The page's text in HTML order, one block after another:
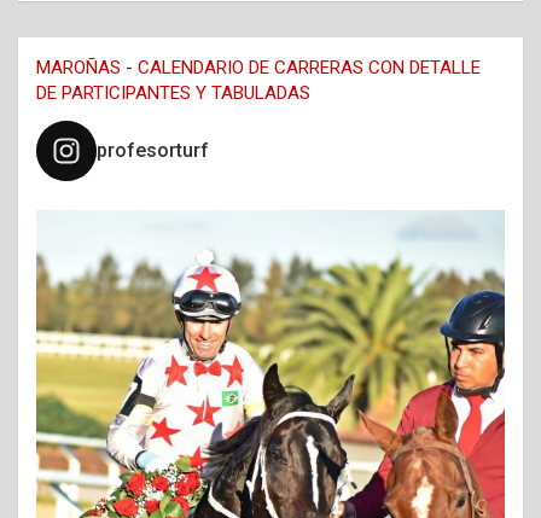
c
h
MAROÑAS - CALENDARIO DE CARRERAS CON DETALLE
DE PARTICIPANTES Y TABULADAS
profesorturf